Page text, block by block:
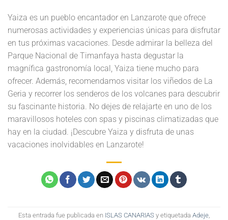
Yaiza es un pueblo encantador en Lanzarote que ofrece
numerosas actividades y experiencias únicas para disfrutar
en tus próximas vacaciones. Desde admirar la belleza del
Parque Nacional de Timanfaya hasta degustar la
magnífica gastronomía local, Yaiza tiene mucho para
ofrecer. Además, recomendamos visitar los viñedos de La
Geria y recorrer los senderos de los volcanes para descubrir
su fascinante historia. No dejes de relajarte en uno de los
maravillosos hoteles con spas y piscinas climatizadas que
hay en la ciudad. ¡Descubre Yaiza y disfruta de unas
vacaciones inolvidables en Lanzarote!
Esta entrada fue publicada en ISLAS CANARIAS y etiquetada Adeje,